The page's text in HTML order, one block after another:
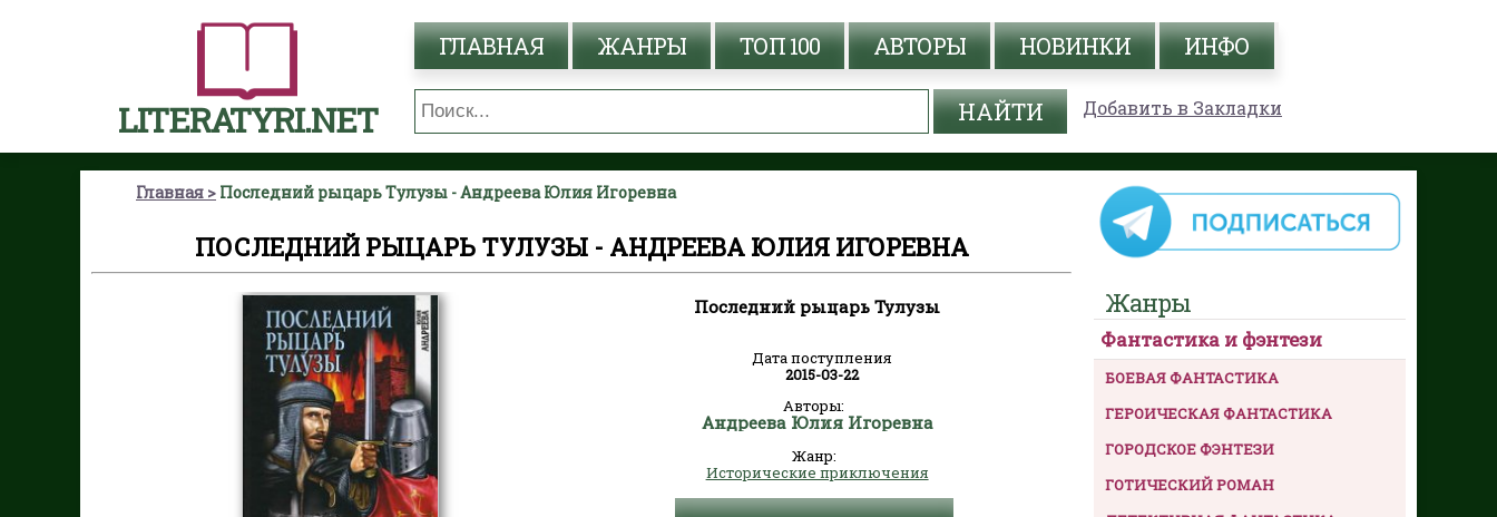
LITERATYRI.NET
ГЛАВНАЯ ЖАНРЫ ТОП 100 АВТОРЫ НОВИНКИ ИНФО
Добавить в Закладки
Главная Последний рыцарь Тулузы - Андреева Юлия Игоревна
ПОСЛЕДНИЙ РЫЦАРЬ ТУЛУЗЫ - АНДРЕЕВА ЮЛИЯ ИГОРЕВНА
Последний рыцарь Тулузы
Дата поступления
2015-03-22
Авторы:
Андреева Юлия Игоревна
Жанр:
Исторические приключения
Жанры
Фантастика и фэнтези
БОЕВАЯ ФАНТАСТИКА
ГЕРОИЧЕСКАЯ ФАНТАСТИКА
ГОРОДСКОЕ ФЭНТЕЗИ
ГОТИЧЕСКИЙ РОМАН